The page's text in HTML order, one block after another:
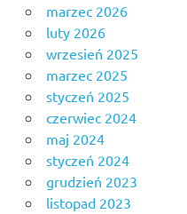
marzec 2026
luty 2026
wrzesień 2025
marzec 2025
styczeń 2025
czerwiec 2024
maj 2024
styczeń 2024
grudzień 2023
listopad 2023